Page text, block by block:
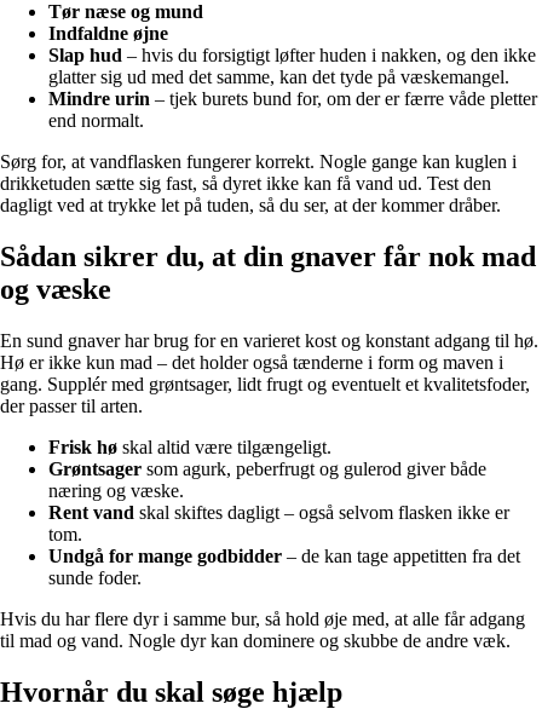
Tør næse og mund
Indfaldne øjne
Slap hud – hvis du forsigtigt løfter huden i nakken, og den ikke
glatter sig ud med det samme, kan det tyde på væskemangel.
Mindre urin – tjek burets bund for, om der er færre våde pletter
end normalt.
Sørg for, at vandflasken fungerer korrekt. Nogle gange kan kuglen i
drikketuden sætte sig fast, så dyret ikke kan få vand ud. Test den
dagligt ved at trykke let på tuden, så du ser, at der kommer dråber.
Sådan sikrer du, at din gnaver får nok mad
og væske
En sund gnaver har brug for en varieret kost og konstant adgang til hø.
Hø er ikke kun mad – det holder også tænderne i form og maven i
gang. Supplér med grøntsager, lidt frugt og eventuelt et kvalitetsfoder,
der passer til arten.
Frisk hø skal altid være tilgængeligt.
Grøntsager som agurk, peberfrugt og gulerod giver både
næring og væske.
Rent vand skal skiftes dagligt – også selvom flasken ikke er
tom.
Undgå for mange godbidder – de kan tage appetitten fra det
sunde foder.
Hvis du har flere dyr i samme bur, så hold øje med, at alle får adgang
til mad og vand. Nogle dyr kan dominere og skubbe de andre væk.
Hvornår du skal søge hjælp